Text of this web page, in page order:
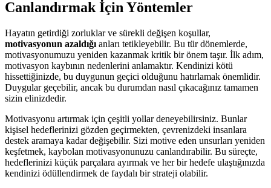
Canlandırmak İçin Yöntemler
Hayatın getirdiği zorluklar ve sürekli değişen koşullar,
motivasyonun azaldığı anları tetikleyebilir. Bu tür dönemlerde,
motivasyonumuzu yeniden kazanmak kritik bir önem taşır. İlk adım,
motivasyon kaybının nedenlerini anlamaktır. Kendinizi kötü
hissettiğinizde, bu duygunun geçici olduğunu hatırlamak önemlidir.
Duygular geçebilir, ancak bu durumdan nasıl çıkacağınız tamamen
sizin elinizdedir.
Motivasyonu artırmak için çeşitli yollar deneyebilirsiniz. Bunlar
kişisel hedeflerinizi gözden geçirmekten, çevrenizdeki insanlara
destek aramaya kadar değişebilir. Sizi motive eden unsurları yeniden
keşfetmek, kaybolan motivasyonunuzu canlandırabilir. Bu süreçte,
hedeflerinizi küçük parçalara ayırmak ve her bir hedefe ulaştığınızda
kendinizi ödüllendirmek de faydalı bir strateji olabilir.